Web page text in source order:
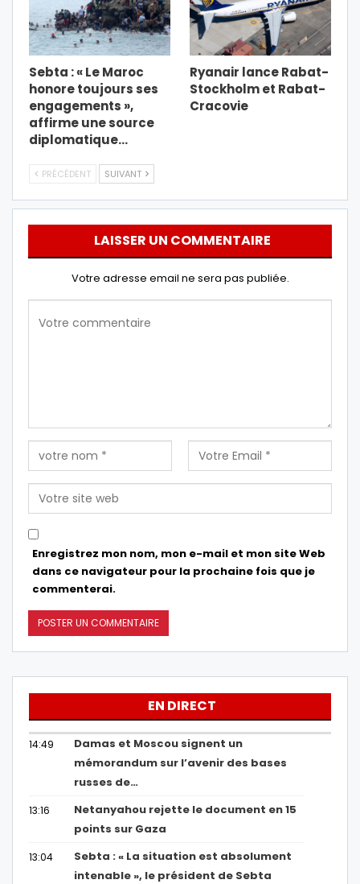
Sebta : « Le Maroc
honore toujours ses
engagements »,
affirme une source
diplomatique…
Ryanair lance Rabat-
Stockholm et Rabat-
Cracovie
PRÉCÉDENT SUIVANT
LAISSER UN COMMENTAIRE
Votre adresse email ne sera pas publiée.
Enregistrez mon nom, mon e-mail et mon site Web
dans ce navigateur pour la prochaine fois que je
commenterai.
EN DIRECT
14:49
Damas et Moscou signent un
mémorandum sur l’avenir des bases
russes de…
13:16
Netanyahou rejette le document en 15
points sur Gaza
13:04
Sebta : « La situation est absolument
intenable », le président de Sebta